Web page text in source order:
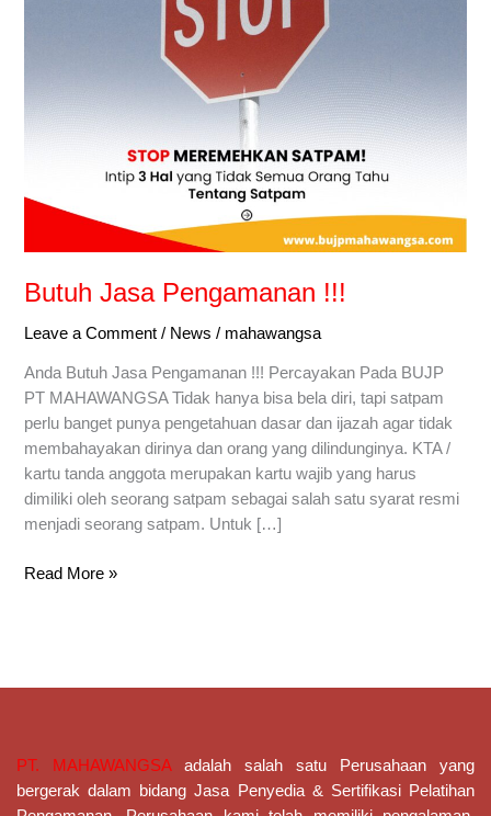
Butuh Jasa Pengamanan !!!
Leave a Comment / News / mahawangsa
Anda Butuh Jasa Pengamanan !!! Percayakan Pada BUJP
PT MAHAWANGSA Tidak hanya bisa bela diri, tapi satpam
perlu banget punya pengetahuan dasar dan ijazah agar tidak
membahayakan dirinya dan orang yang dilindunginya. KTA /
kartu tanda anggota merupakan kartu wajib yang harus
dimiliki oleh seorang satpam sebagai salah satu syarat resmi
menjadi seorang satpam. Untuk […]
Read More »
PT. MAHAWANGSA
adalah salah satu Perusahaan yang
bergerak dalam bidang Jasa Penyedia & Sertifikasi Pelatihan